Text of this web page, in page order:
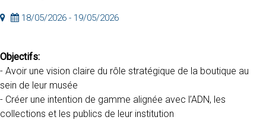
18/05/2026 - 19/05/2026
Objectifs:
- Avoir une vision claire du rôle stratégique de la boutique au
sein de leur musée
- Créer une intention de gamme alignée avec l’ADN, les
collections et les publics de leur institution